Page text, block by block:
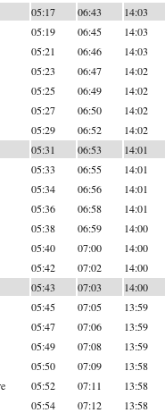
05:17 06:43 14:03
05:19 06:45 14:03
05:21 06:46 14:03
05:23 06:47 14:02
05:25 06:49 14:02
05:27 06:50 14:02
05:29 06:52 14:02
05:31 06:53 14:01
05:33 06:55 14:01
05:34 06:56 14:01
05:36 06:58 14:01
05:38 06:59 14:00
05:40 07:00 14:00
05:42 07:02 14:00
05:43 07:03 14:00
05:45 07:05 13:59
05:47 07:06 13:59
05:49 07:08 13:59
05:50 07:09 13:58
05:52 07:11 13:58
05:54 07:12 13:58